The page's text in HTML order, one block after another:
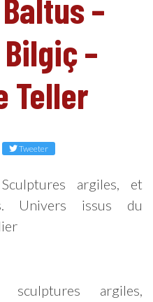
–
–
Teller
Tweeter
argiles, et
Univers issus du
sculptures argiles,